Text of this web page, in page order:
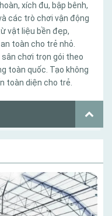
xích đu, bập bênh,
các trò chơi vận động
vật liệu bền đẹp,
toàn cho trẻ nhỏ.
chơi trọn gói theo
toàn quốc. Tạo không
toàn diện cho trẻ.